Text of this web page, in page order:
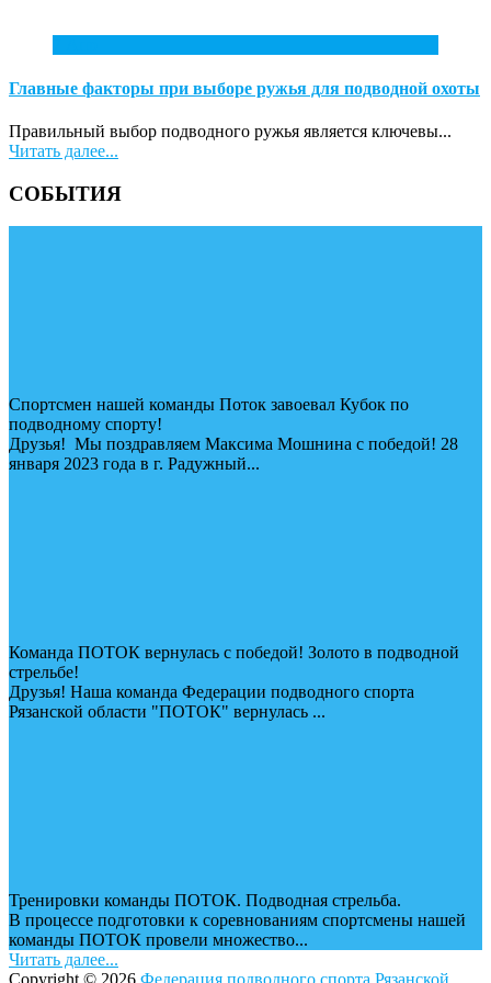
Главные факторы при выборе ружья для подводной охоты
Правильный выбор подводного ружья является ключевы...
Читать далее...
СОБЫТИЯ
Спортсмен нашей команды Поток завоевал Кубок по
подводному спорту!
Друзья! Мы поздравляем Максима Мошнина с победой! 28
января 2023 года в г. Радужный...
Команда ПОТОК вернулась с победой! Золото в подводной
стрельбе!
Друзья! Наша команда Федерации подводного спорта
Рязанской области "ПОТОК" вернулась ...
Тренировки команды ПОТОК. Подводная стрельба.
В процессе подготовки к соревнованиям спортсмены нашей
команды ПОТОК провели множество...
Читать далее...